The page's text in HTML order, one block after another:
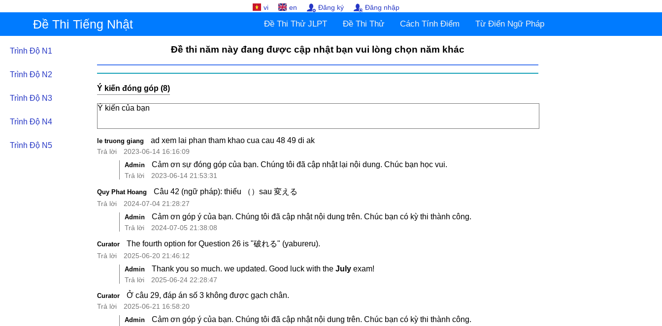
vi en Đăng ký Đăng nhập
Đề Thi Tiếng Nhật Đề Thi Thử JLPT Đề Thi Thử Cách Tính Điểm Từ Điển Ngữ Pháp
Trình Độ N1
Trình Độ N2
Trình Độ N3
Trình Độ N4
Trình Độ N5
Đề thi năm này đang được cập nhật bạn vui lòng chọn năm khác
Ý kiến đóng góp (8)
le truong giang ad xem lai phan tham khao cua cau 48 49 di ak
Trả lời 2023-06-14 16:16:09
Admin Cảm ơn sự đóng góp của bạn. Chúng tôi đã cập nhật lại nội dung. Chúc bạn học vui.
Trả lời 2023-06-14 21:53:31
Quy Phat Hoang Câu 42 (ngữ pháp): thiếu （）sau 変える
Trả lời 2024-07-04 21:28:27
Admin Cảm ơn góp ý của bạn. Chúng tôi đã cập nhật nội dung trên. Chúc bạn có kỳ thi thành công.
Trả lời 2024-07-05 21:38:08
Curator The fourth option for Question 26 is "破れる" (yabureru).
Trả lời 2025-06-20 21:46:12
Admin Thank you so much. we updated. Good luck with the Julyexam!
Trả lời 2025-06-24 22:28:47
Curator Ở câu 29, đáp án số 3 không được gạch chân.
Trả lời 2025-06-21 16:58:20
Admin Cảm ơn góp ý của bạn. Chúng tôi đã cập nhật nội dung trên. Chúc bạn có kỳ thi thành công.